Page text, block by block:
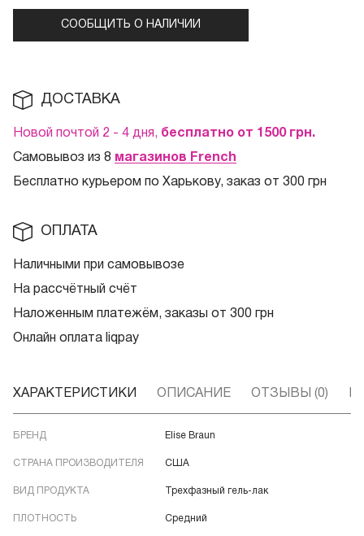
СООБЩИТЬ О НАЛИЧИИ
ДОСТАВКА
Новой почтой 2 - 4 дня, бесплатно от 1500 грн.
Самовывоз из 8 магазинов French
Бесплатно курьером по Харькову, заказ от 300 грн
ОПЛАТА
Наличными при самовывозе
На рассчётный счёт
Наложенным платежём, заказы от 300 грн
Онлайн оплата liqpay
ХАРАКТЕРИСТИКИ ОПИСАНИЕ ОТЗЫВЫ (0)
БРЕНД Elise Braun
СТРАНА ПРОИЗВОДИТЕЛЯ США
ВИД ПРОДУКТА Трехфазный гель-лак
ПЛОТНОСТЬ Средний